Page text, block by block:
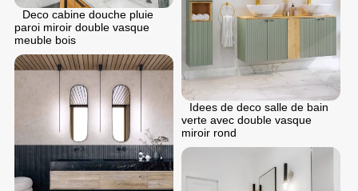
Deco cabine douche pluie
paroi miroir double vasque
meuble bois
Idees de deco salle de bain
verte avec double vasque
miroir rond